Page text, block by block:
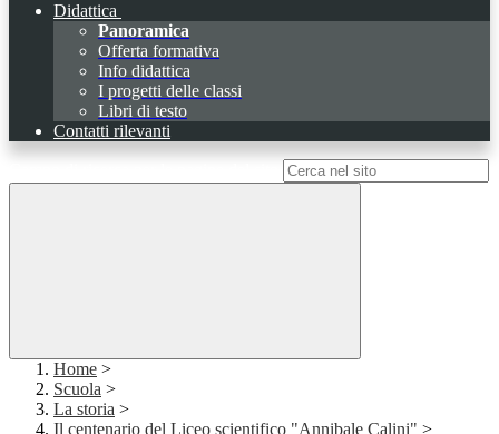
Didattica
Panoramica
Offerta formativa
Info didattica
I progetti delle classi
Libri di testo
Contatti rilevanti
Home >
Scuola >
La storia >
Il centenario del Liceo scientifico "Annibale Calini" >